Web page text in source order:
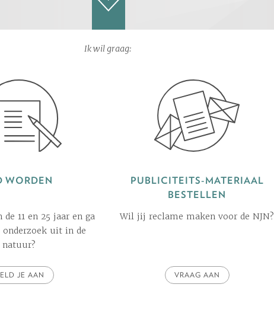
Ik wil graag:
WORDEN
11 en 25 jaar en ga
uit in de
natuur?
JE AAN
PUBLICITEITS-MATERIAAL
BESTELLEN
Wil jij reclame maken voor de NJN?
VRAAG AAN